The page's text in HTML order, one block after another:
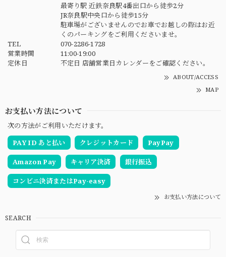
最寄り駅 近鉄奈良駅4番出口から徒歩2分
JR奈良駅中央口から徒歩15分
駐車場がございませんのでお車でお越しの際はお近
くのパーキングをご利用くださいませ。
TEL
070-2286-1728
営業時間
11:00-19:00
定休日
不定日 店舗営業日カレンダーをご確認ください。
ABOUT/ACCESS
MAP
お支払い方法について
次の方法がご利用いただけます。
PAY ID あと払い
クレジットカード PayPay
Amazon Pay キャリア決済 銀行振込
コンビニ決済またはPay-easy
お支払い方法について
SEARCH